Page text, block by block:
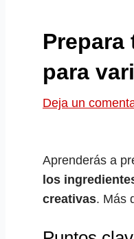
para
Deja un
Aprenderás a
los
creativas. Más